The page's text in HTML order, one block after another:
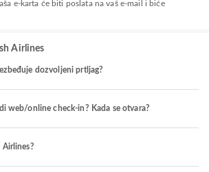
e-karta će biti poslata na vaš e-mail i biće
Airlines
dozvoljeni prtljag?
web/online check-in? Kada se otvara?
Airlines?